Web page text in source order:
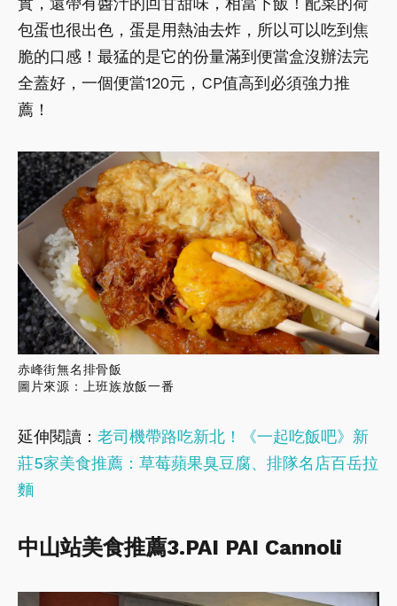
包蛋也很出色，蛋是用熱油去炸，所以可以吃到焦
脆的口感！最猛的是它的份量滿到便當盒沒辦法完
全蓋好，一個便當120元，CP值高到必須強力推
薦！
赤峰街無名排骨飯
圖片來源：上班族放飯一番
延伸閱讀： 老司機帶路吃新北！《一起吃飯吧》新
莊5家美食推薦：草莓蘋果臭豆腐、排隊名店百岳拉
麵
中山站美食推薦3.PAI PAI Cannoli